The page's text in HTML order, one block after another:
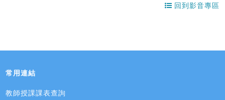
回到影音專區
常用連結
教師授課課表查詢